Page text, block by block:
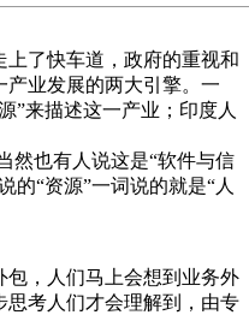
上了快车道，政府的重视和
产业发展的两大引擎。一
”来描述这一产业；印度人
然也有人说这是“软件与信
的“资源”一词说的就是“人
，人们马上会想到业务外
考人们才会理解到，由专